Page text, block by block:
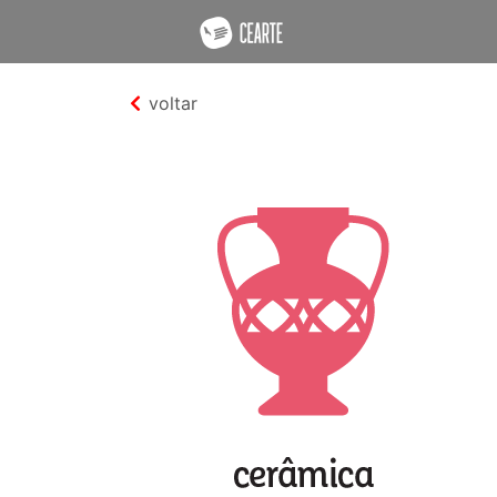
voltar